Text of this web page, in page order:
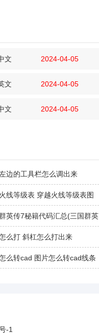
文 2024-04-05
文 2024-04-05
文 2024-04-05
边的工具栏怎么调出来
线等级表 穿越火线等级表图
英传7秘籍代码汇总(三国群英
么打 斜杠怎么打出来
么转cad 图片怎么转cad线条
-1